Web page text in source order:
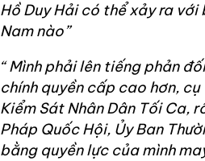
Hồ Duy Hải có thể xảy ra
Nam nào”
“ Mình phải lên tiếng phản
chính quyền cấp cao hơn,
Kiểm Sát Nhân Dân Tối Ca,
Pháp Quốc Hội, Ủy Ban
bằng quyền lực của mình